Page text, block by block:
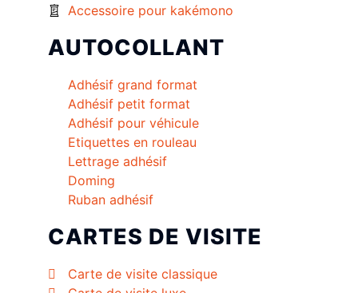
Accessoire pour kakémono
AUTOCOLLANT
Adhésif grand format
Adhésif petit format
Adhésif pour véhicule
Etiquettes en rouleau
Lettrage adhésif
Doming
Ruban adhésif
CARTES DE VISITE
Carte de visite classique